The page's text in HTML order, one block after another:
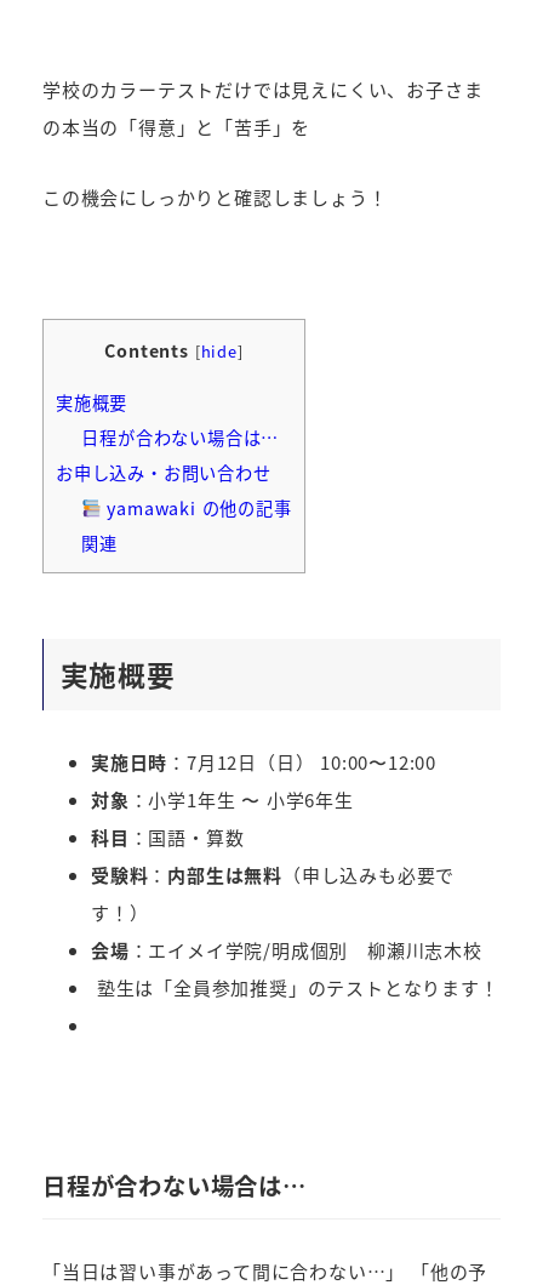
学校のカラーテストだけでは見えにくい、お子さま
の本当の「得意」と「苦手」を
この機会にしっかりと確認しましょう！
Contents [hide]
実施概要
日程が合わない場合は…
お申し込み・お問い合わせ
yamawaki の他の記事
関連
実施概要
実施日時 ：7月12日（日） 10:00〜12:00
対象 ：小学1年生 〜 小学6年生
科目 ：国語・算数
受験料 ： 内部生は無料 （申し込みも必要で
す！）
会場 ：エイメイ学院/明成個別 柳瀬川志木校
塾生は「全員参加推奨」のテストとなります！
日程が合わない場合は…
「当日は習い事があって間に合わない…」 「他の予